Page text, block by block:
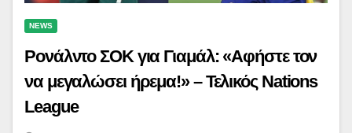
NEWS
Ρονάλντο ΣΟΚ για Γιαμάλ: «Αφήστε τον
να μεγαλώσει ήρεμα!» – Τελικός Nations
League